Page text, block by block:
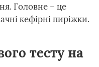
Головне – це
кефірні пиріжки.
тесту на